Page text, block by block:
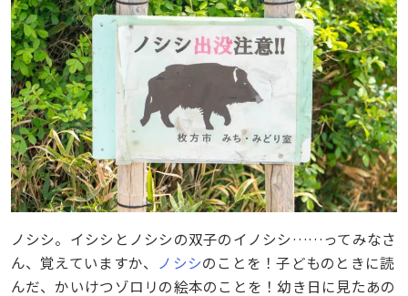
ノシシ。イシシとノシシの双子のイノシシ……ってみなさ
ん、覚えていますか、
ノシシのことを！子どものときに読
んだ、かいけつゾロリの絵本のことを！幼き日に見たあの